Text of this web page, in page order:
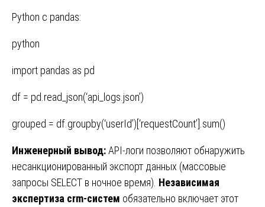
Python с pandas:
python
import pandas as pd
df = pd.read_json(‘api_logs.json’)
grouped = df.groupby(‘userId’)[‘requestCount’].sum()
Инженерный вывод:API-логи позволяют обнаружить
несанкционированный экспорт данных (массовые
запросы SELECT в ночное время). Независимая
экспертиза crm-систем обязательно включает этот